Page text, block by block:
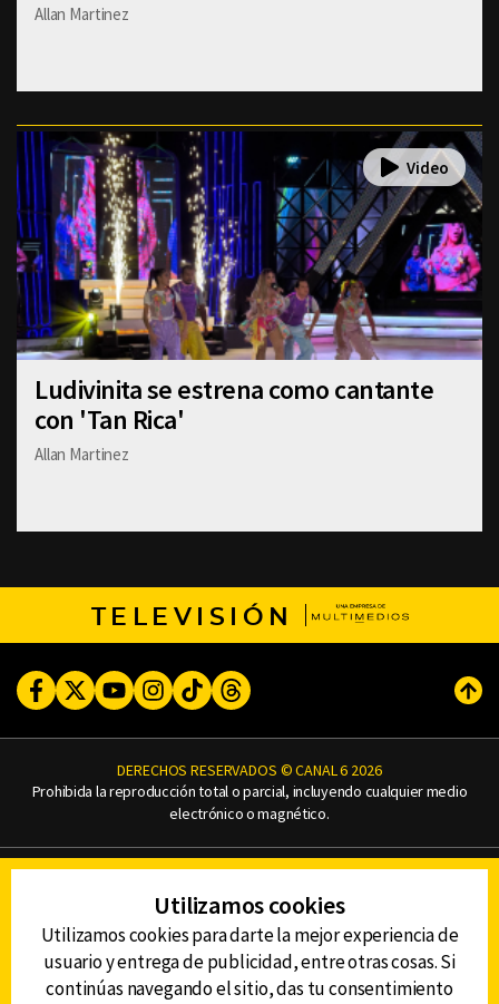
Allan Martinez
Ludivinita se estrena como cantante
con 'Tan Rica'
Allan Martinez
TELEVISIÓN
FacebookTwitterYoutubeInstagram
TikTokThreads
DERECHOS RESERVADOS © CANAL 6 2026
Prohibida la reproducción total o parcial, incluyendo cualquier medio
electrónico o magnético.
AVISO DE PRIVACIDAD
AVISO LEGAL
DEFENSORÍA DE LAS AUDIENCIAS
Utilizamos cookies
Utilizamos cookies para darte la mejor experiencia de
usuario y entrega de publicidad, entre otras cosas. Si
continúas navegando el sitio, das tu consentimiento